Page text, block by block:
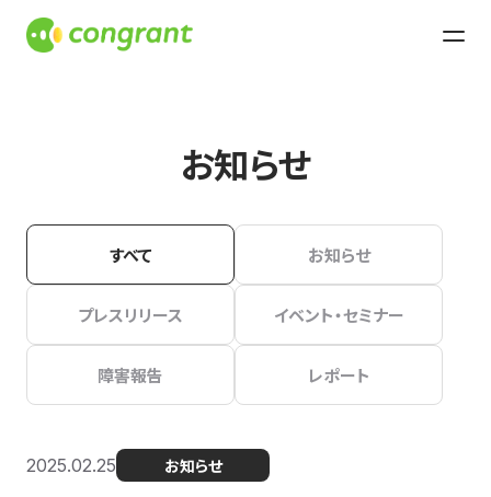
お知らせ
すべて お知らせ
プレスリリース イベント・セミナー
障害報告 レポート
2025.02.25 お知らせ